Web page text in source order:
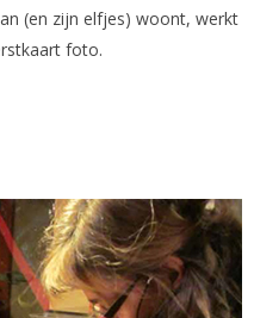
(en zijn elfjes) woont, werkt
foto.